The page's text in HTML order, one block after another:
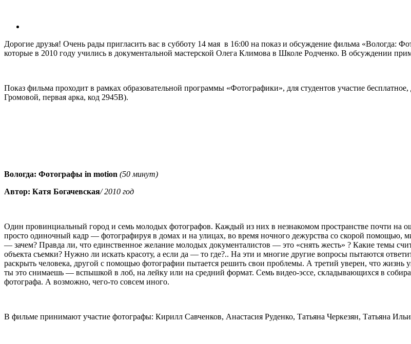
Дорогие друзья! Очень рады пригласить вас в субботу 14 мая в 16:00 на показ и обсуждение фильма «Вологда:
которые в 2010 году учились в документальной мастерской Олега Климова в Школе Родченко. В обсуждении
Показ фильма проходит в рамках образовательной программы «Фотографики», для студентов участие
Громовой, первая арка, код 2945В).
Вологда: Фотографы in motion (50 минут)
Автор: Катя Богачевская/ 2010 год
Один провинциальный город и семь молодых фотографов. Каждый из них в незнакомом пространстве почти
просто одиночный кадр — фотографируя в домах и на улицах, во время ночного дежурства со скорой помощью,
— зачем? Правда ли, что единственное желание молодых документалистов — это «снять жесть» ? Какие темы
объекта съемки? Нужно ли искать красоту, а если да — то где?.. На эти и многие другие вопросы пытаются
раскрыть человека, другой с помощью фотографии пытается решить свои проблемы. А третий уверен, что
ты это снимаешь — вспышкой в лоб, на лейку или на средний формат. Семь видео-эссе, складывающихся в
фотографа. А возможно, чего-то совсем иного.
В фильме принимают участие фотографы: Кирилл Савченков, Анастасия Руденко, Татьяна Черкезян, Татьяна